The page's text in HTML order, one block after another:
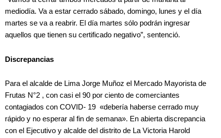
mediodía. Va a estar cerrado sábado, domingo, lunes y el día
martes se va a reabrir. El día martes sólo podrán ingresar
aquellos que tienen su certificado negativo”, sentenció.
Discrepancias
Para el alcalde de Lima Jorge Muñoz el Mercado Mayorista de
Frutas N°2 , con casi el 90 por ciento de comerciantes
contagiados con COVID- 19 «debería haberse cerrado muy
rápido y no esperar al fin de semana». En abierta discrepancia
con el Ejecutivo y alcalde del distrito de La Victoria Harold